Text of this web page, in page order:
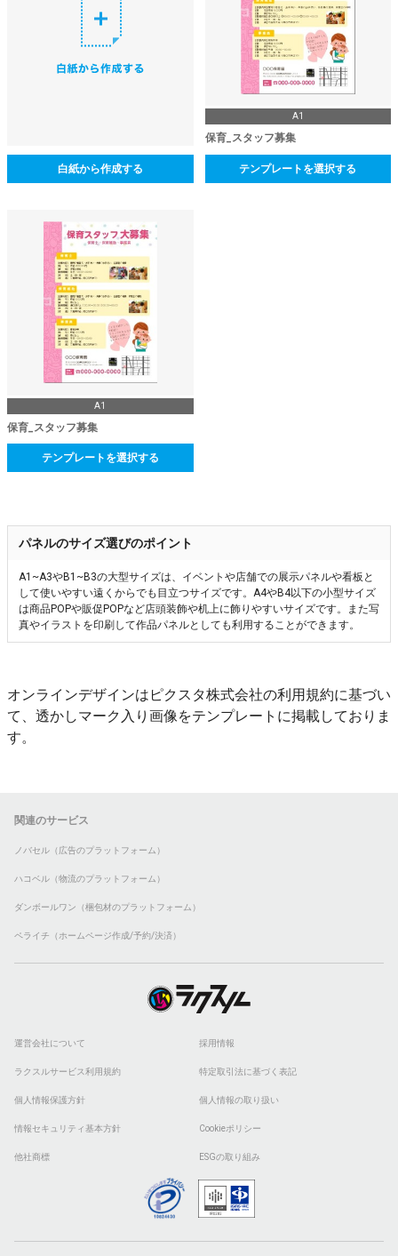
白紙から作成する
A1
保育_スタッフ募集
テンプレートを選択する
A1
保育_スタッフ募集
テンプレートを選択する
パネルのサイズ選びのポイント
A1~A3やB1~B3の大型サイズは、イベントや店舗での展示パネルや看板と
して使いやすい遠くからでも目立つサイズです。A4やB4以下の小型サイズ
は商品POPや販促POPなど店頭装飾や机上に飾りやすいサイズです。また写
真やイラストを印刷して作品パネルとしても利用することができます。
オンラインデザインはピクスタ株式会社の利用規約に基づい
て、透かしマーク入り画像をテンプレートに掲載しておりま
す。
関連のサービス
ノバセル（広告のプラットフォーム）
ハコベル（物流のプラットフォーム）
ダンボールワン（梱包材のプラットフォーム）
ペライチ（ホームページ作成/予約/決済）
運営会社について 採用情報
ラクスルサービス利用規約 特定取引法に基づく表記
個人情報保護方針 個人情報の取り扱い
情報セキュリティ基本方針 Cookieポリシー
他社商標 ESGの取り組み